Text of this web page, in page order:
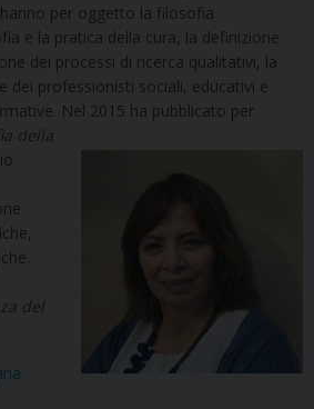
per oggetto la filosofia
e la pratica della cura, la definizione
dei processi di ricerca qualitativi, la
dei professionisti sociali, educativi e
Nel 2015 ha pubblicato per
della
del